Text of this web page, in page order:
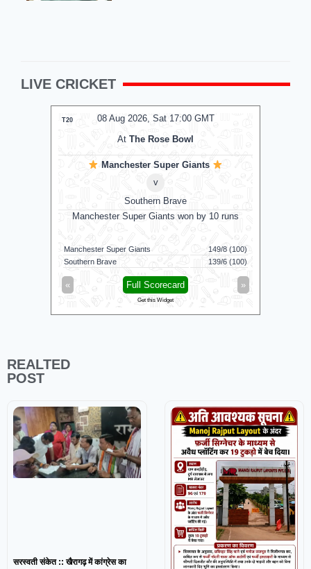
LIVE CRICKET
08 Aug 2026, Sat 17:00 GMT
T20
At The Rose Bowl
Manchester Super Giants
v
Southern Brave
Manchester Super Giants won by 10 runs
Manchester Super Giants
149/8 (100)
Southern Brave
139/6 (100)
« »
Full Scorecard
Get this Widget
REALTED
POST
सरस्वती संकेत :: खैरागढ़ में कांग्रेस का